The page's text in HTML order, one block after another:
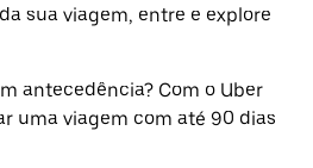
sua viagem, entre e explore
antecedência? Com o Uber
uma viagem com até 90 dias